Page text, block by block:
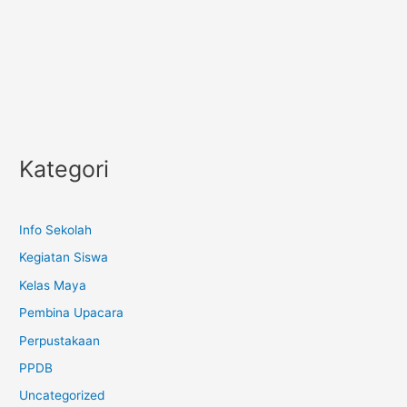
Kategori
Info Sekolah
Kegiatan Siswa
Kelas Maya
Pembina Upacara
Perpustakaan
PPDB
Uncategorized